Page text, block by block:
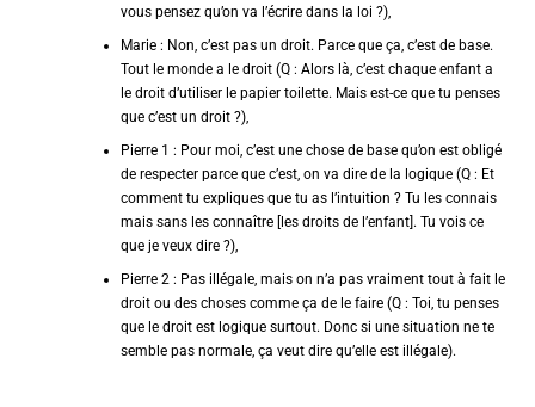
vous pensez qu’on va l’écrire dans la loi ?),
Marie : Non, c’est pas un droit. Parce que ça, c’est de base.
Tout le monde a le droit (Q : Alors là, c’est chaque enfant a
le droit d’utiliser le papier toilette. Mais est-ce que tu penses
que c’est un droit ?),
Pierre 1 : Pour moi, c’est une chose de base qu’on est obligé
de respecter parce que c’est, on va dire de la logique (Q : Et
comment tu expliques que tu as l’intuition ? Tu les connais
mais sans les connaître [les droits de l’enfant]. Tu vois ce
que je veux dire ?),
Pierre 2 : Pas illégale, mais on n’a pas vraiment tout à fait le
droit ou des choses comme ça de le faire (Q : Toi, tu penses
que le droit est logique surtout. Donc si une situation ne te
semble pas normale, ça veut dire qu’elle est illégale).